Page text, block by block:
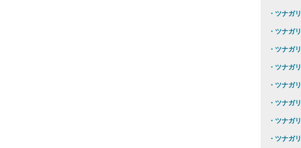
・ツナガ
・ツナガ
・ツナガ
・ツナガ
・ツナガ
・ツナガ
・ツナガ
・ツナガ